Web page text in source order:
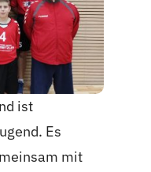
ist
Es
mit